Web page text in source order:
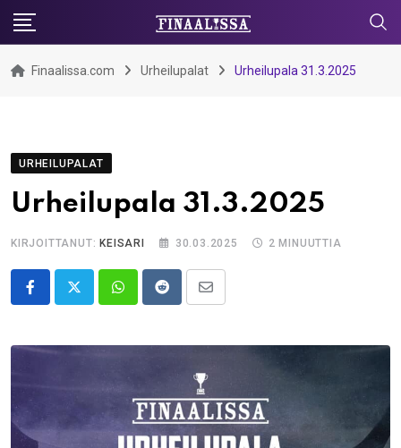
Skip
content
Finaalissa.com Urheilupalat Urheilupala 31.3.2025
URHEILUPALAT
Urheilupala 31.3.2025
KIRJOITTANUT: KEISARI 30.03.2025 2 MINUUTTIA
WhatsappRedditShare
Email